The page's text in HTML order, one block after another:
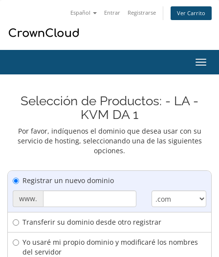
Español Entrar Registrarse Ver Carrito
Selección de Productos: - LA -
KVM DA 1
Por favor, indíquenos el dominio que desea usar con su
servicio de hosting, seleccionando una de las siguientes
opciones.
Registrar un nuevo dominio
www.
Transferir su dominio desde otro registrar
Yo usaré mi propio dominio y modificaré los nombres
del servidor